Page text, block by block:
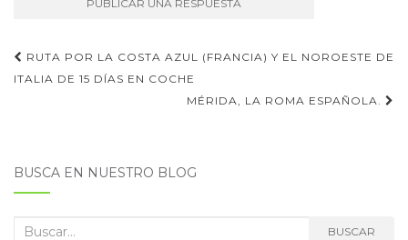
Navegación
de
RUTA POR LA COSTA AZUL (FRANCIA) Y EL NOROESTE DE
ITALIA DE 15 DÍAS EN COCHE
MÉRIDA, LA ROMA ESPAÑOLA.
BUSCA EN NUESTRO BLOG
Buscar: BUSCAR